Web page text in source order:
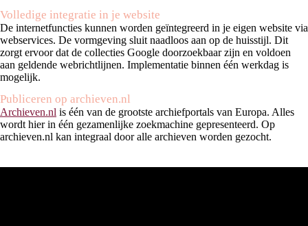
Volledige integratie in je website
De internetfuncties kunnen worden geïntegreerd in je eigen website via
webservices. De vormgeving sluit naadloos aan op de huisstijl. Dit
zorgt ervoor dat de collecties Google doorzoekbaar zijn en voldoen
aan geldende webrichtlijnen. Implementatie binnen één werkdag is
mogelijk.
Publiceren op archieven.nl
Archieven.nl is één van de grootste archiefportals van Europa. Alles
wordt hier in één gezamenlijke zoekmachine gepresenteerd. Op
archieven.nl kan integraal door alle archieven worden gezocht.